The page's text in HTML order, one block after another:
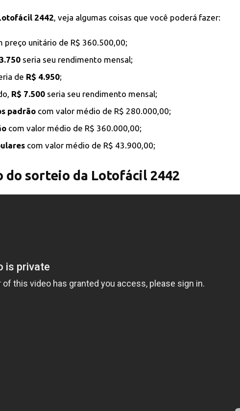
2442, veja algumas coisas que você poderá fazer:
preço unitário de R$ 360.500,00;
seria seu rendimento mensal;
de R$ 4.950;
R$ 7.500 seria seu rendimento mensal;
padrão com valor médio de R$ 280.000,00;
com valor médio de R$ 360.000,00;
com valor médio de R$ 43.900,00;
do sorteio da Lotofácil 2442